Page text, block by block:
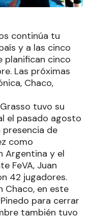
continúa tu
y a las cinco
planifican cinco
Las próximas
Chaco,
tuvo su
el pasado agosto
presencia de
como
Argentina y el
FeVA, Juan
42 jugadores.
Chaco, en este
para cerrar
también tuvo